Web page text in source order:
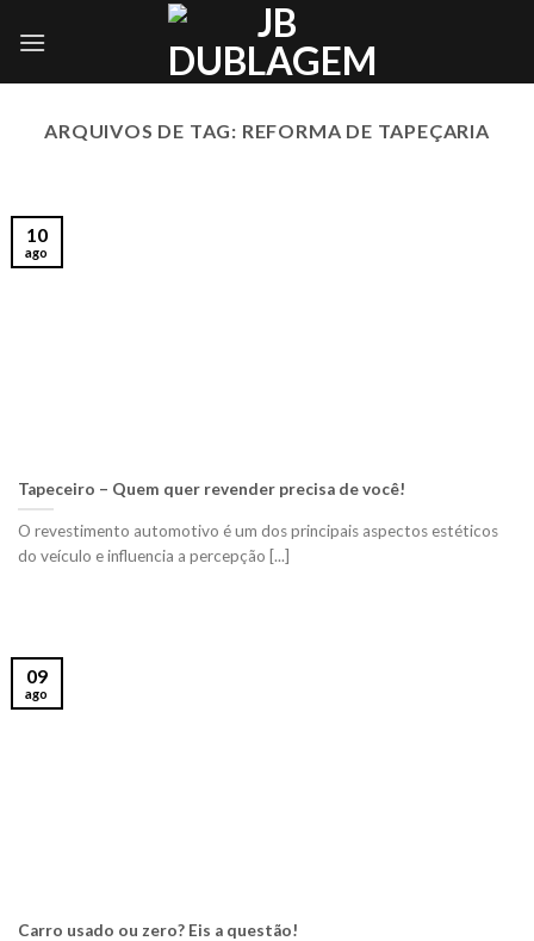
ARQUIVOS DE TAG: REFORMA DE TAPEÇARIA
Tapeceiro – Quem quer revender precisa de você!
O revestimento automotivo é um dos principais aspectos estéticos
do veículo e influencia a percepção [...]
10
ago
Carro usado ou zero? Eis a questão!
09
ago